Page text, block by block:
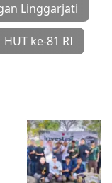
Linggarjati
HUT ke-81 RI